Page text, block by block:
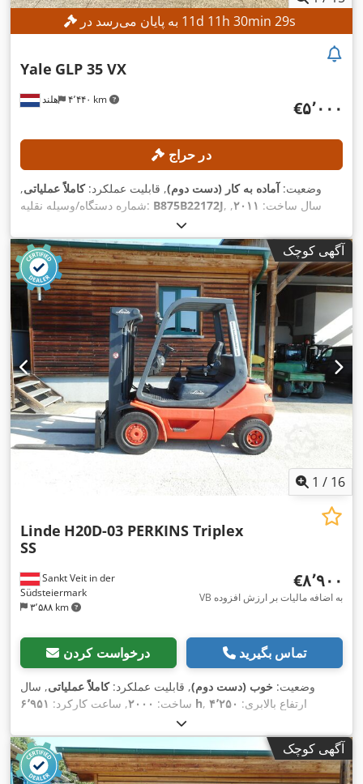
11d 11h 30min 27s
هلند ۴٬۴۴۰ km
Yale GLP 35 VX
‎€۵٬۰۰۰
در حراج
وضعیت: آماده به کار (دست دوم), قابلیت عملکرد:کاملاً عملیاتی,
شماره دستگاه/وسیله نقلیه: B875B22172J , سال ساخت: ۲۰۱۱,
, ارتفاع بالابری:
۴٬۵۷۰ میلی‌متر
, برداشت آزاد:۱٬۵۶۰ میلی‌متر , نوع سوخت:گاز, نوع
دکل:تریپلکس , آگهی کوچک
1 / 16
Sankt Veit in der
Südsteiermark
۳٬۵۸۸ km
Linde H20D-03 PERKINS Triplex
SS
‎€۸٬۹۰۰
VB به اضافه مالیات بر ارزش افزوده
درخواست کردن تماس بگیرید
وضعیت: خوب (دست دوم), قابلیت عملکرد:کاملاً عملیاتی, سال
ساخت: ۲۰۰۰, ساعت کارکرد: ۶٬۹۵۱ h , ارتفاع بالابری: ۴٬۲۵۰
, نوع دکل:
(۴۷٫۵۹ اسب بخار), سازنده موتور:Perkins , تجهیزات:اتصال
یدک‌کش, جابجایی جانبی, روشنایی, چنگال پالت, آگهی کوچک